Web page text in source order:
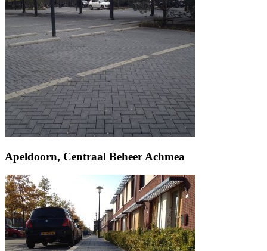
Apeldoorn, Centraal Beheer Achmea